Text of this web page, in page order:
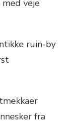
veje
ruin-by
fra